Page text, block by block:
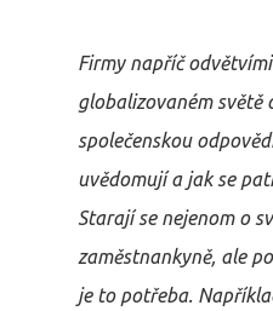
Firmy napříč
globalizovaném světě
společenskou
uvědomují a jak se
Starají se nejenom o
zaměstnankyně, ale
je to potřeba.